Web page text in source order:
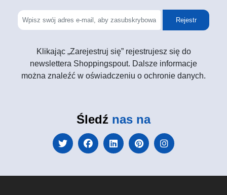
Rejestr
Klikając „Zarejestruj się” rejestrujesz się do
newslettera Shoppingspout. Dalsze informacje
można znaleźć w oświadczeniu o ochronie danych.
Śledź nas na